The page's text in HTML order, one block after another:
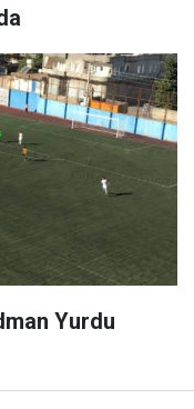
Yurdu